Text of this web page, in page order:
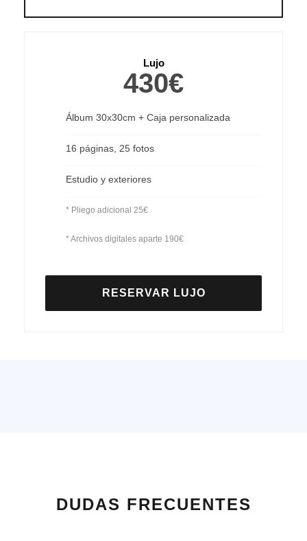
Lujo
430€
Álbum 30x30cm + Caja personalizada
16 páginas, 25 fotos
Estudio y exteriores
* Pliego adicional 25€
* Archivos digitales aparte 190€
RESERVAR LUJO
DUDAS FRECUENTES